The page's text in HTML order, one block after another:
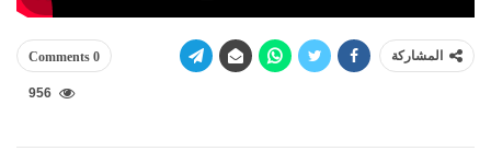
المشاركة 0 Comments
956